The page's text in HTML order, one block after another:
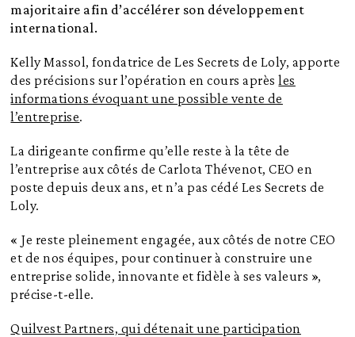
majoritaire afin d’accélérer son développement
international.
Kelly Massol, fondatrice de Les Secrets de Loly, apporte
des précisions sur l’opération en cours aprèsles
informations évoquant une possible vente de
l’entreprise.
La dirigeante confirme qu’elle reste à la tête de
l’entreprise aux côtés de Carlota Thévenot, CEO en
poste depuis deux ans, et n’a pas cédé Les Secrets de
Loly.
« Je reste pleinement engagée, aux côtés de notre CEO
et de nos équipes, pour continuer à construire une
entreprise solide, innovante et fidèle à ses valeurs »,
précise-t-elle.
Quilvest Partners, qui détenait une participation